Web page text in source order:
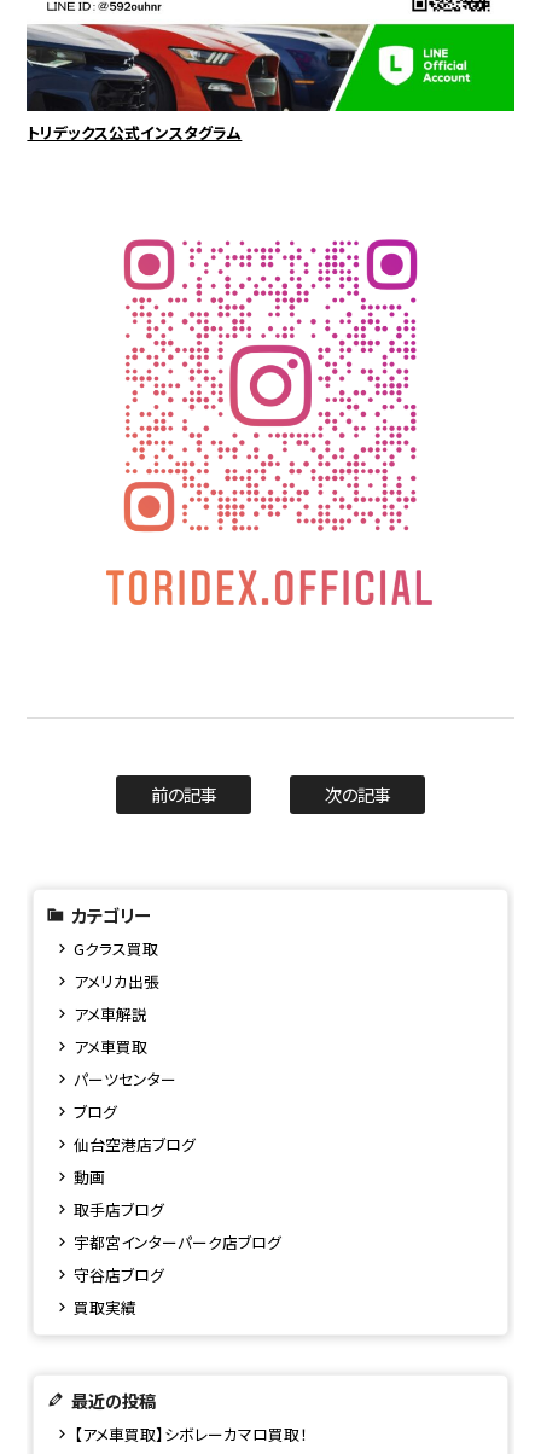
トリデックス公式インスタグラム
前の記事 次の記事
カテゴリー
Gクラス買取
アメリカ出張
アメ車解説
アメ車買取
パーツセンター
ブログ
仙台空港店ブログ
動画
取手店ブログ
宇都宮インターパーク店ブログ
守谷店ブログ
買取実績
最近の投稿
【アメ車買取】シボレーカマロ買取！